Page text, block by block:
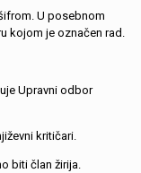
U posebnom
kojom je označen rad.
Upravni odbor
kritičari.
biti član žirija.